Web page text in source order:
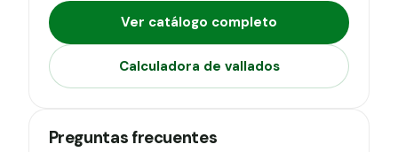
Ver catálogo completo
Calculadora de vallados
Preguntas frecuentes